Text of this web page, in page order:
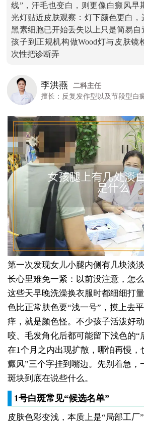
线”，汗毛也变白，则更像白癜风早
光灯贴近皮肤观察：灯下颜色更白
黑素细胞已开始丢失以上只是简易
孩子到正规机构做Wood灯与皮肤镜
次性把诊断弄
李洪燕
二科主任
擅长：反复发作型以及节段型白癜风
第一次发现女儿小腿内侧有几块淡
长心里难免一紧：以前没注意，怎
这些天早晚洗澡换衣服时都细细打
色比正常肤色要“浅一号”，摸上去
痒，就是颜色怪。不少孩子活泼好
咬、毛发角化后都可能留下浅色的“
在1个月之内出现扩散，哪怕再慢，
癜风”三个字挂到嘴边。先别着急，
斑块到底在说些什么。
1号白斑常见“候选名单”
皮肤色彩变浅，本质上是“局部工厂